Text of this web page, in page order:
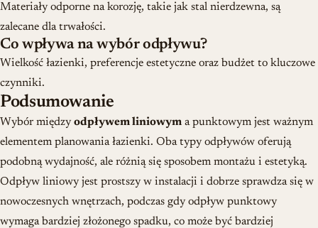
Materiały odporne na korozję, takie jak stal nierdzewna, są
zalecane dla trwałości.
Co wpływa na wybór odpływu?
Wielkość łazienki, preferencje estetyczne oraz budżet to kluczowe
czynniki.
Podsumowanie
Wybór między odpływem liniowym a punktowym jest ważnym
elementem planowania łazienki. Oba typy odpływów oferują
podobną wydajność, ale różnią się sposobem montażu i estetyką.
Odpływ liniowy jest prostszy w instalacji i dobrze sprawdza się w
nowoczesnych wnętrzach, podczas gdy odpływ punktowy
wymaga bardziej złożonego spadku, co może być bardziej